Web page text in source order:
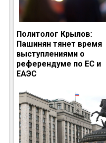
Политолог Крылов:
Пашинян тянет время
выступлениями о
референдуме по ЕС и
ЕАЭС